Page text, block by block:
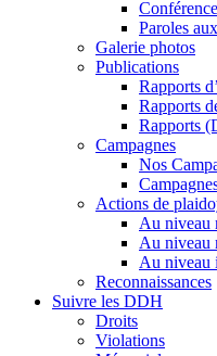
Paroles
Galerie photos
Publications
Rapports
Rapports
Rapports
Campagnes
Nos
Actions de
Au niveau
Au niveau
Au niveau
Reconnaissances
Suivre les DDH
Droits
Violations